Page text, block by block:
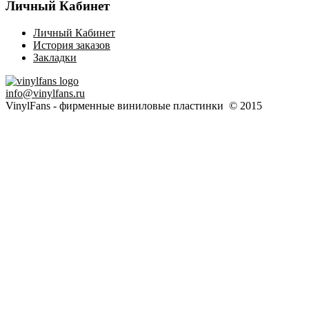
Личный Кабинет
Личный Кабинет
История заказов
Закладки
info@vinylfans.ru
VinylFans - фирменные виниловые пластинки © 2015